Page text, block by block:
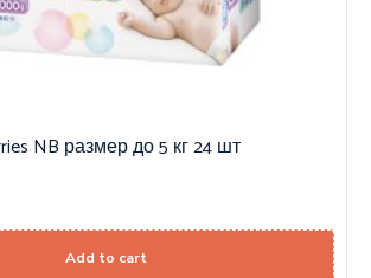
NB размер до 5 кг 24 шт
Add to cart